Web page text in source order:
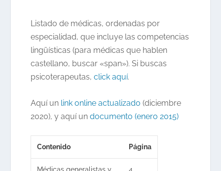
Listado de médicas, ordenadas por
especialidad, que incluye las competencias
lingüísticas (para médicas que hablen
castellano, buscar «span»). Si buscas
psicoterapeutas,click aquí.
Aquí un link online actualizado (diciembre
2020), y aquí undocumento (enero 2015)
Contenido Página